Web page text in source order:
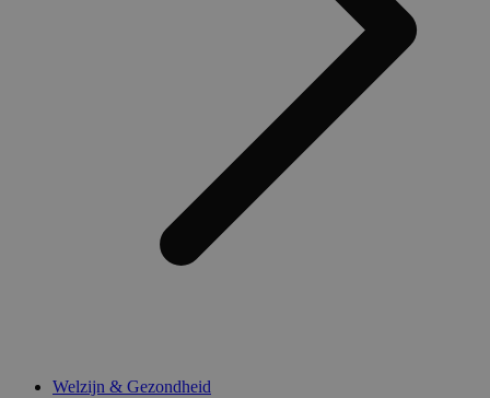
Welzijn & Gezondheid